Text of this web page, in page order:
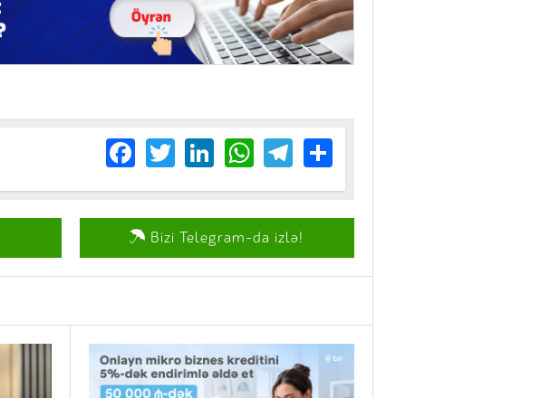
Facebook
TwitterLinkedIn
WhatsApp
Telegram
Share
Bizi Telegram-da izlə!